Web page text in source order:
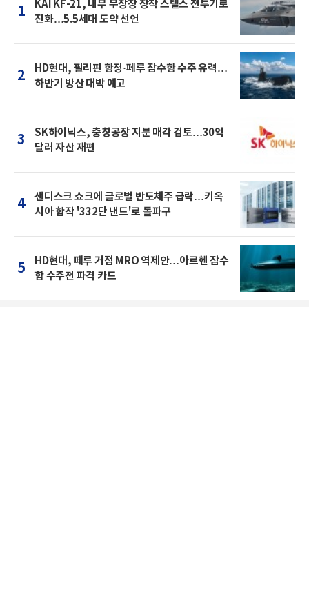
1
KAI KF-21, 내부 무장창 장착 스텔스 전투기로
진화…5.5세대 도약 선언
2
HD현대, 필리핀 함정·페루 잠수함 수주 유력…
하반기 방산 대박 예고
3
SK하이닉스, 충칭공장 지분 매각 검토…30억
달러 자산 재편
4
샌디스크 쇼크에 글로벌 반도체주 급락…키옥
시아 합작 '332단 낸드'로 돌파구
5
HD현대, 페루 거점 MRO 역제안…아르헨 잠수
함 수주전 파격 카드